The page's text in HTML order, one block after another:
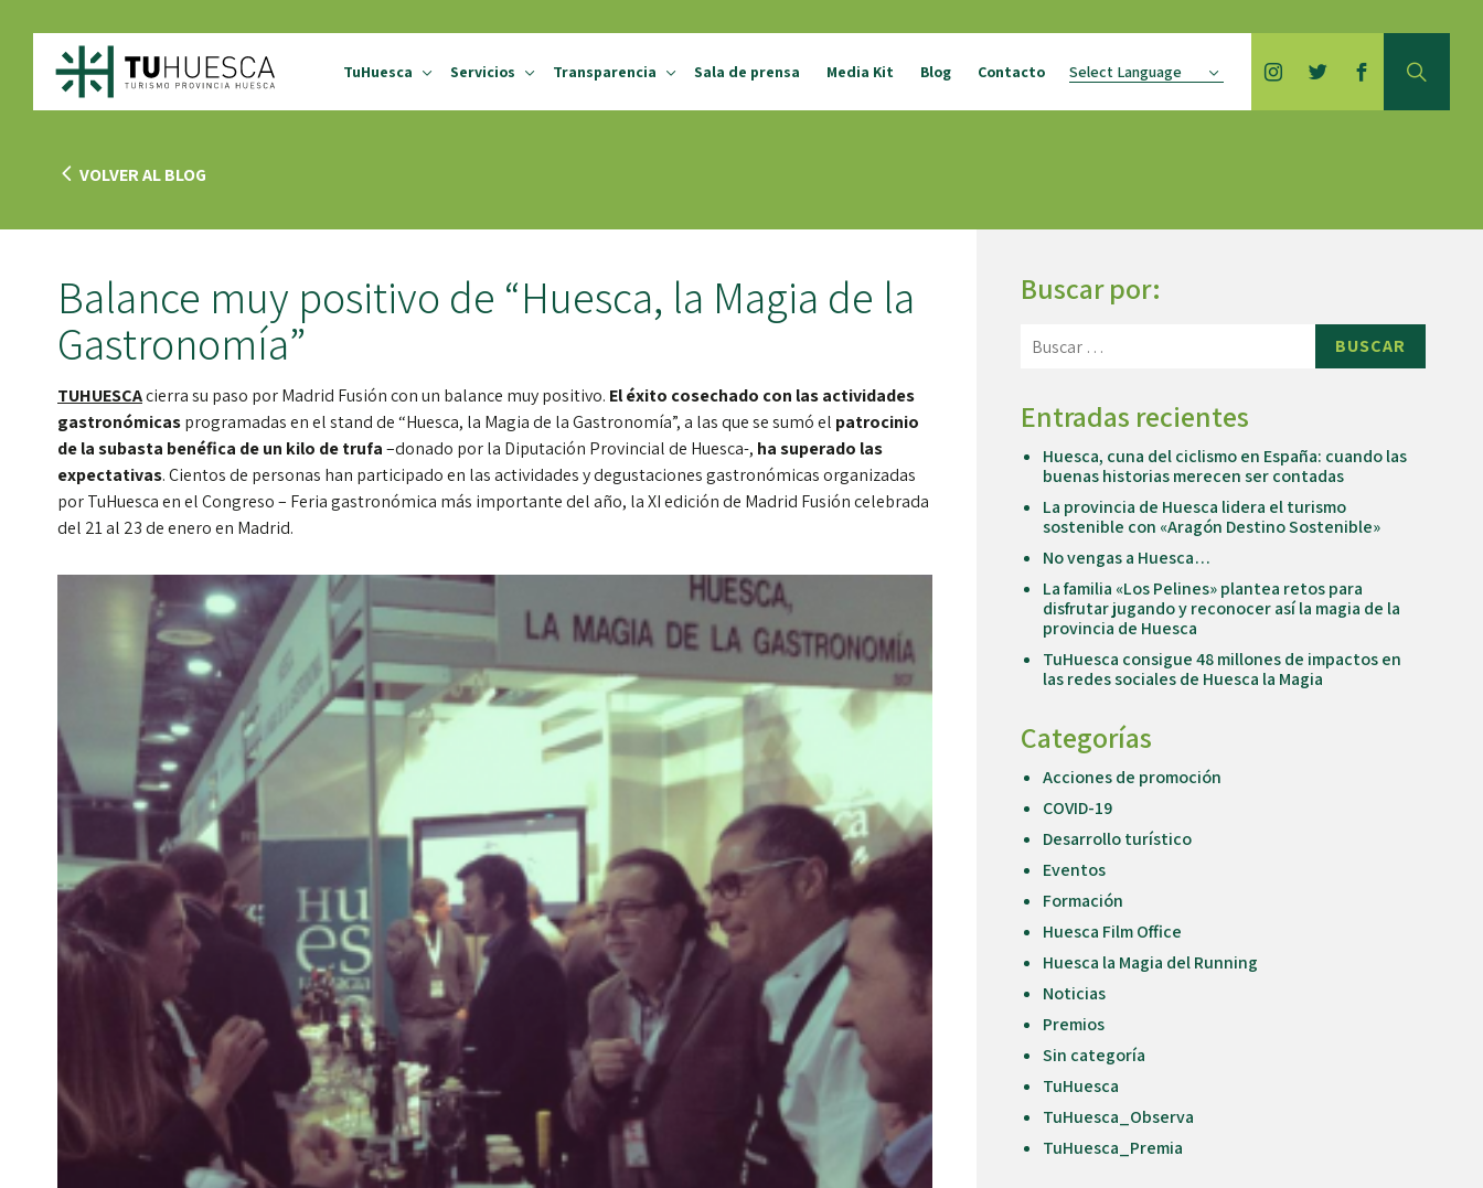
TuHuesca Servicios Transparencia Sala de prensa Media Kit Blog Contacto
VOLVER AL BLOG
Balance muy positivo de “Huesca, la Magia de la
Gastronomía”
TUHUESCAcierra su paso por Madrid Fusión con un balance muy positivo. El éxito cosechado con las actividades
gastronómicasprogramadas en el stand de “Huesca, la Magia de la Gastronomía”, a las que se sumó el patrocinio
de la subasta benéfica de un kilo de trufa–donado por la Diputación Provincial de Huesca-, ha superado las
expectativas.Cientos de personas han participado en las actividades y degustaciones gastronómicas organizadas
por TuHuesca en el Congreso – Feria gastronómica más importante del año, la XI edición de Madrid Fusión celebrada
del 21 al 23 de enero en Madrid.
Buscar por:
BUSCAR
Entradas recientes
Huesca, cuna del ciclismo en España: cuando las
buenas historias merecen ser contadas
La provincia de Huesca lidera el turismo
sostenible con «Aragón Destino Sostenible»
No vengas a Huesca…
La familia «Los Pelines» plantea retos para
disfrutar jugando y reconocer así la magia de la
provincia de Huesca
TuHuesca consigue 48 millones de impactos en
las redes sociales de Huesca la Magia
Categorías
Acciones de promoción
COVID-19
Desarrollo turístico
Eventos
Formación
Huesca Film Office
Huesca la Magia del Running
Noticias
Premios
Sin categoría
TuHuesca
TuHuesca_Observa
TuHuesca_Premia